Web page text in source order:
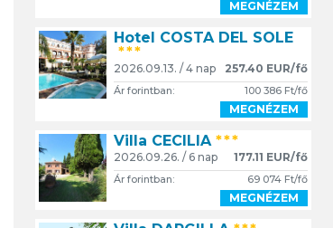
MEGNÉZEM
Hotel COSTA DEL SOLE
***
2026.09.13. / 4 nap 257.40 EUR/fő
Ár forintban: 100 386 Ft/fő
MEGNÉZEM
Villa CECILIA ***
2026.09.26. / 6 nap 177.11 EUR/fő
Ár forintban: 69 074 Ft/fő
MEGNÉZEM